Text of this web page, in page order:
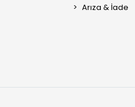
Arıza & İade